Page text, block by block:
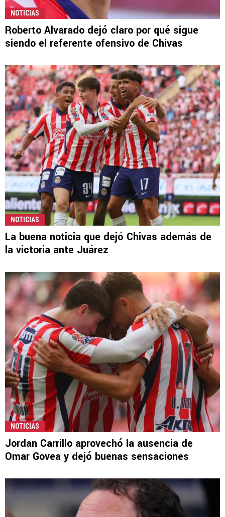
NOTICIAS
Roberto Alvarado dejó claro por qué sigue
siendo el referente ofensivo de Chivas
NOTICIAS
La buena noticia que dejó Chivas además de
la victoria ante Juárez
NOTICIAS
Jordan Carrillo aprovechó la ausencia de
Omar Govea y dejó buenas sensaciones